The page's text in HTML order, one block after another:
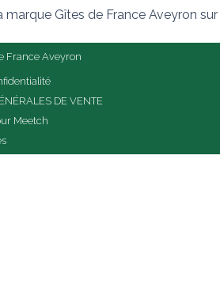
marque Gîtes de France Aveyron
France Aveyron
DE VENTE
Meetch